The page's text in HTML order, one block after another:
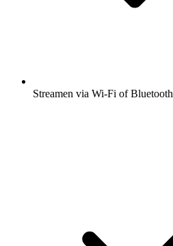
Streamen via Wi-Fi of Bluetooth